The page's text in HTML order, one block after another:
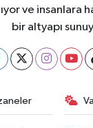
ve insanlara
bir altyapı